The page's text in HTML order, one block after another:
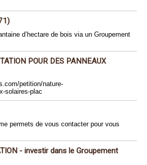
d’hectare de bois via un Groupement
POUR DES PANNEAUX
petition/nature-
solaires-plac
permets de vous contacter pour vous
- investir dans le Groupement